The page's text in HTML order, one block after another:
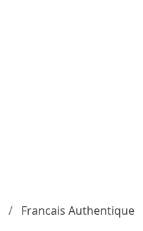
Francais Authentique